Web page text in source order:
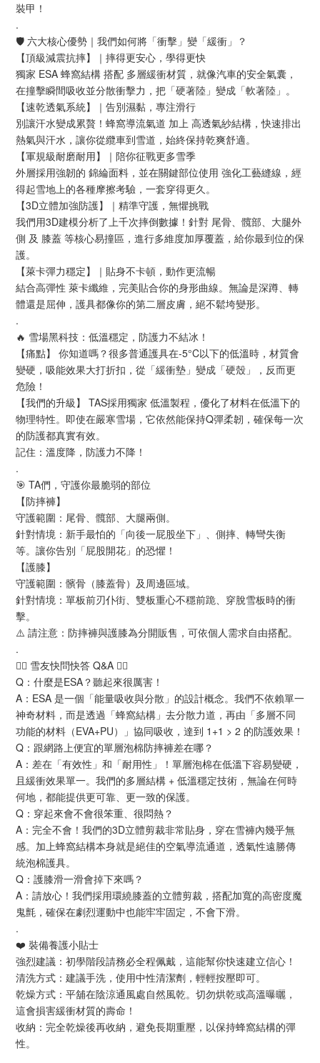
裝甲！
.
🛡️ 六大核心優勢｜我們如何將「衝擊」變「緩衝」？
【頂級減震抗摔】｜摔得更安心，學得更快
獨家 ESA 蜂窩結構 搭配 多層緩衝材質，就像汽車的安全氣囊，
在撞擊瞬間吸收並分散衝擊力，把「硬著陸」變成「軟著陸」。
【速乾透氣系統】｜告別濕黏，專注滑行
別讓汗水變成累贅！蜂窩導流氣道 加上 高透氣紗結構，快速排出
熱氣與汗水，讓你從纜車到雪道，始終保持乾爽舒適。
【軍規級耐磨耐用】｜陪你征戰更多雪季
外層採用強韌的 錦綸面料，並在關鍵部位使用 強化工藝縫線，經
得起雪地上的各種摩擦考驗，一套穿得更久。
【3D立體加強防護】｜精準守護，無懼挑戰
我們用3D建模分析了上千次摔倒數據！針對 尾骨、髖部、大腿外
側 及 膝蓋 等核心易撞區，進行多維度加厚覆蓋，給你最到位的保
護。
【萊卡彈力穩定】｜貼身不卡頓，動作更流暢
結合高彈性 萊卡纖維，完美貼合你的身形曲線。無論是深蹲、轉
體還是屈伸，護具都像你的第二層皮膚，絕不鬆垮變形。
.
🔥 雪場黑科技：低溫穩定，防護力不結冰！
【痛點】 你知道嗎？很多普通護具在-5°C以下的低溫時，材質會
變硬，吸能效果大打折扣，從「緩衝墊」變成「硬殼」，反而更
危險！
【我們的升級】 TAS採用獨家 低溫製程，優化了材料在低溫下的
物理特性。即使在嚴寒雪場，它依然能保持Q彈柔韌，確保每一次
的防護都真實有效。
記住：溫度降，防護力不降！
.
🎯 TA們，守護你最脆弱的部位
【防摔褲】
守護範圍：尾骨、髖部、大腿兩側。
針對情境：新手最怕的「向後一屁股坐下」、側摔、轉彎失衡
等。讓你告別「屁股開花」的恐懼！
【護膝】
守護範圍：髕骨（膝蓋骨）及周邊區域。
針對情境：單板前刃仆街、雙板重心不穩前跪、穿脫雪板時的衝
擊。
⚠️ 請注意：防摔褲與護膝為分開販售，可依個人需求自由搭配。
.
🙋‍♂️ 雪友快問快答 Q&A 🙋‍♀️
Q：什麼是ESA？聽起來很厲害！
A：ESA 是一個「能量吸收與分散」的設計概念。我們不依賴單一
神奇材料，而是透過「蜂窩結構」去分散力道，再由「多層不同
功能的材料（EVA+PU）」協同吸收，達到 1+1 > 2 的防護效果！
Q：跟網路上便宜的單層泡棉防摔褲差在哪？
A：差在「有效性」和「耐用性」！單層泡棉在低溫下容易變硬，
且緩衝效果單一。我們的多層結構 + 低溫穩定技術，無論在何時
何地，都能提供更可靠、更一致的保護。
Q：穿起來會不會很笨重、很悶熱？
A：完全不會！我們的3D立體剪裁非常貼身，穿在雪褲內幾乎無
感。加上蜂窩結構本身就是絕佳的空氣導流通道，透氣性遠勝傳
統泡棉護具。
Q：護膝滑一滑會掉下來嗎？
A：請放心！我們採用環繞膝蓋的立體剪裁，搭配加寬的高密度魔
鬼氈，確保在劇烈運動中也能牢牢固定，不會下滑。
.
❤️ 裝備養護小貼士
強烈建議：初學階段請務必全程佩戴，這能幫你快速建立信心！
清洗方式：建議手洗，使用中性清潔劑，輕輕按壓即可。
乾燥方式：平舖在陰涼通風處自然風乾。切勿烘乾或高溫曝曬，
這會損害緩衝材質的壽命！
收納：完全乾燥後再收納，避免長期重壓，以保持蜂窩結構的彈
性。